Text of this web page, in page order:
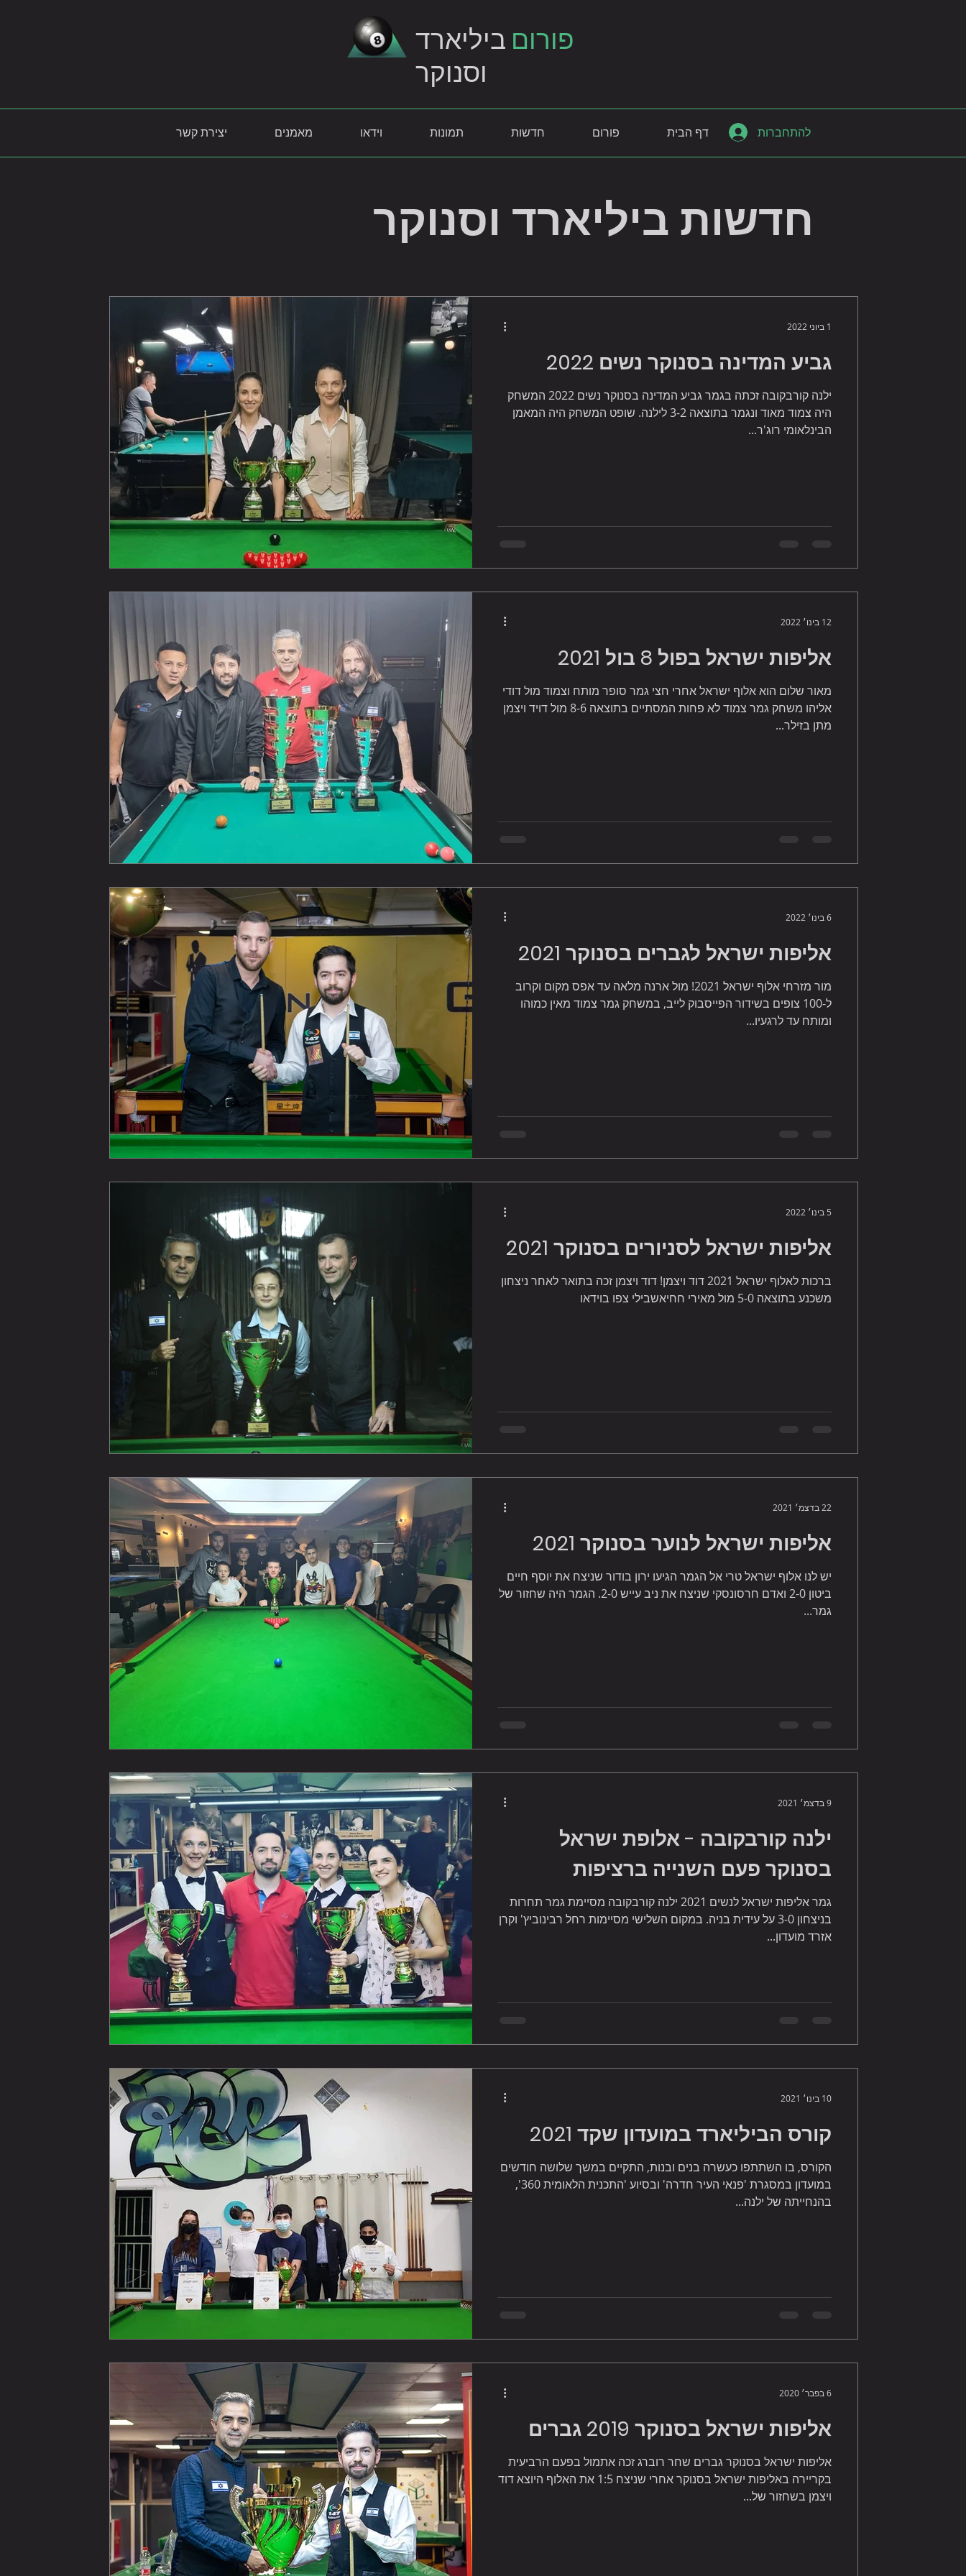
פורום ביליארד
וסנוקר
דף הבית פורום חדשות תמונות וידאו מאמנים יצירת קשר להתחברות
חדשות ביליארד וסנוקר
גביע המדינה בסנוקר נשים 2022
ילנה קורבקובה זכתה בגמר גביע המדינה בסנוקר נשים 2022 המשחק
היה צמוד מאוד ונגמר בתוצאה 3-2 לילנה. שופט המשחק היה המאמן
הבינלאומי רוג'ר...
1 ביוני 2022
אליפות ישראל בפול 8 בול 2021
מאור שלום הוא אלוף ישראל אחרי חצי גמר סופר מותח וצמוד מול דודי
אליהו משחק גמר צמוד לא פחות המסתיים בתוצאה 8-6 מול דויד ויצמן
מתן בזילר...
12 בינו׳ 2022
אליפות ישראל לגברים בסנוקר 2021
מור מזרחי אלוף ישראל 2021! מול ארנה מלאה עד אפס מקום וקרוב
ל-100 צופים בשידור הפייסבוק לייב, במשחק גמר צמוד מאין כמוהו
ומותח עד לרגעיו...
6 בינו׳ 2022
אליפות ישראל לסניורים בסנוקר 2021
ברכות לאלוף ישראל 2021 דוד ויצמן! דוד ויצמן זכה בתואר לאחר ניצחון
משכנע בתוצאה 5-0 מול מאירי חחיאשבילי צפו בוידאו
5 בינו׳ 2022
אליפות ישראל לנוער בסנוקר 2021
יש לנו אלוף ישראל טרי אל הגמר הגיעו ירון בודור שניצח את יוסף חיים
ביטון 2-0 ואדם חרסונסקי שניצח את ניב עייש 2-0. הגמר היה שחזור של
גמר...
22 בדצמ׳ 2021
ילנה קורבקובה - אלופת ישראל
בסנוקר פעם השנייה ברציפות
גמר אליפות ישראל לנשים 2021 ילנה קורבקובה מסיימת גמר תחרות
בניצחון 3-0 על עידית בניה. במקום השלישי מסיימות רחל רבינוביץ' וקרן
אזרד מועדון...
9 בדצמ׳ 2021
קורס הביליארד במועדון שקד 2021
הקורס, בו השתתפו כעשרה בנים ובנות, התקיים במשך שלושה חודשים
במועדון במסגרת 'פנאי העיר חדרה' ובסיוע 'התכנית הלאומית 360',
בהנחייתה של ילנה...
10 בינו׳ 2021
אליפות ישראל בסנוקר 2019 גברים
אליפות ישראל בסנוקר גברים שחר רוברג זכה אתמול בפעם הרביעית
בקריירה באליפות ישראל בסנוקר אחרי שניצח 1:5 את האלוף היוצא דוד
ויצמן בשחזור של...
6 בפבר׳ 2020